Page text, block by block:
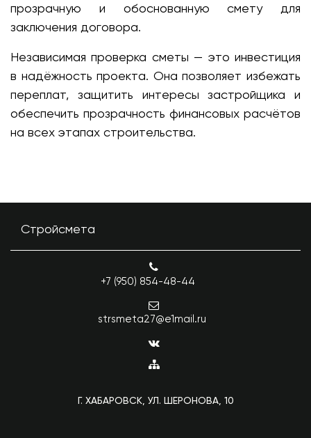
прозрачную и обоснованную смету для
заключения договора.
Независимая проверка сметы — это инвестиция
в надёжность проекта. Она позволяет избежать
переплат, защитить интересы застройщика и
обеспечить прозрачность финансовых расчётов
на всех этапах строительства.
Стройсмета
+7 (950) 854-48-44
strsmeta27@e1mail.ru
Г. ХАБАРОВСК, УЛ. ШЕРОНОВА, 10